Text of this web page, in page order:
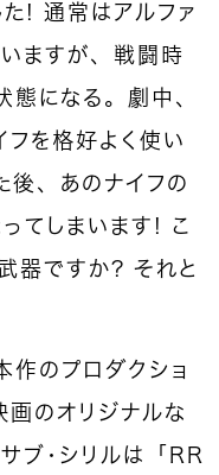
！ 通常はアルファ
ますが、戦闘時
態になる。劇中、
フを格好よく使い
後、あのナイフの
てしまいます！ こ
器ですか？ それと
作のプロダクショ
画のオリジナルな
ブ・シリルは「ＲＲ